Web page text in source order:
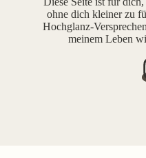
ohne dich kleiner zu
Hochglanz-
meinem Leben